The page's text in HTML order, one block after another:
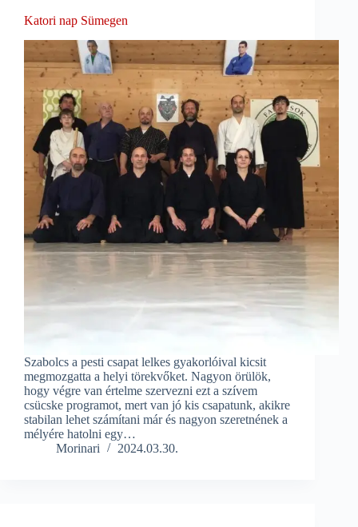
Katori nap Sümegen
Szabolcs a pesti csapat lelkes gyakorlóival kicsit
megmozgatta a helyi törekvőket. Nagyon örülök,
hogy végre van értelme szervezni ezt a szívem
csücske programot, mert van jó kis csapatunk, akikre
stabilan lehet számítani már és nagyon szeretnének a
mélyére hatolni egy…
Morinari
2024.03.30.